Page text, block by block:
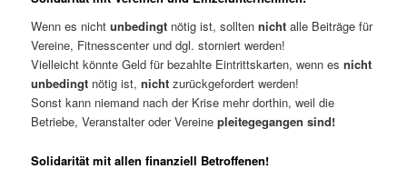
Wenn es nichtunbedingt nötig ist, solltennichtalle Beiträge für
Vereine, Fitnesscenter und dgl. storniert werden!
Vielleicht könnte Geld für bezahlte Eintrittskarten, wenn esnicht
unbedingt nötig ist,nichtzurückgefordert werden!
Sonst kann niemand nach der Krise mehr dorthin, weil die
Betriebe, Veranstalter oder Vereinepleitegegangen sind!
Solidarität mit allen finanziell Betroffenen!